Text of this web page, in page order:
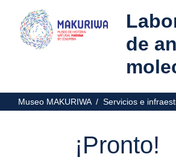
de
Museo MAKURIWA / Servicios e
¡Pronto!